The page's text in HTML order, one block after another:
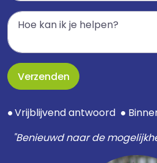
Verzenden
● Vrijblijvend antwoord ●
"Benieuwd naar de